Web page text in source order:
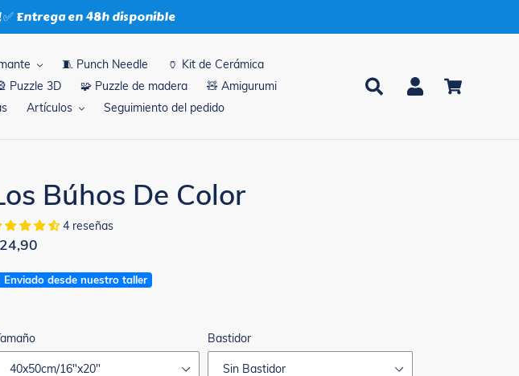
Entrega en 48h disponible
🧵 Punch Needle
🏺 Kit de Cerámica
Puzzle 3D 🧩 Puzzle de madera
🧸 Amigurumi
Artículos Seguimiento del pedido
Buscar Ingresar
Búhos De Color
4 reseñas
Enviado desde nuestro taller
Bastidor